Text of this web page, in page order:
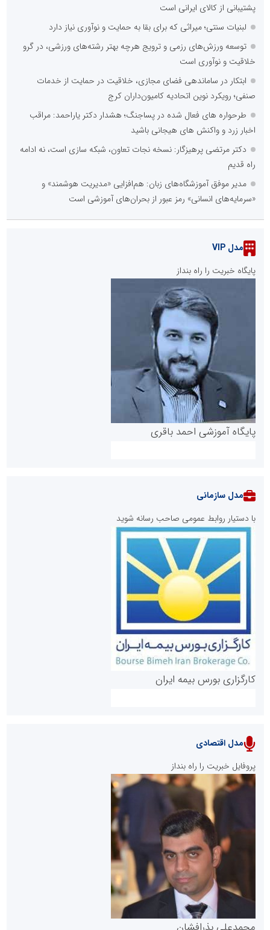
پشتیبانی از کالای ایرانی است
لبنیات سنتی؛ میراثی که برای بقا به حمایت و نوآوری نیاز دارد
توسعه ورزش‌های رزمی و ترویج هرچه بهتر رشته‌های ورزشی، در گرو
خلاقیت و نوآوری است
ابتکار در ساماندهی فضای مجازی، خلاقیت در حمایت از خدمات
صنفی؛ رویکرد نوین اتحادیه کامیون‌داران کرج
طرحواره های فعال شده در پساجنگ؛ هشدار دکتر یاراحمد: مراقب
اخبار زرد و واکنش های هیجانی باشید
دکتر مرتضی پرهیزگار: نسخه نجات تعاون، شبکه سازی است، نه ادامه
راه قدیم
مدیر موفق آموزشگاه‌های زبان: هم‌افزایی «مدیریت هوشمند» و
«سرمایه‌های انسانی» رمز عبور از بحران‌های آموزشی است
مدل VIP
پایگاه خبریت را راه بنداز
پایگاه آموزشی احمد باقری
روابط عمومی خبرگزاری گزارش خبر
پایگاه خبری نهضت ملی مسکن
پایگاه خبری گفتمان یزد
مدل سازمانی
با دستیار روابط عمومی صاحب رسانه شوید
کارگزاری بورس بیمه ایران
سازمان بورس و اوراق بهادار
مرجع اخبار موثق در بازارسرمایه
مدل اقتصادی
پروفایل خبریت را راه بنداز